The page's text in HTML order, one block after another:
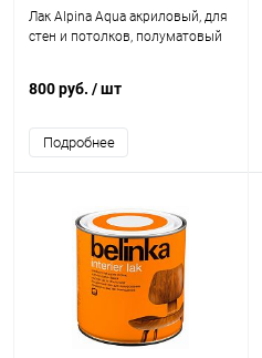
Лак Alpina Aqua акриловый, для
стен и потолков, полуматовый
800 руб. / шт
Подробнее